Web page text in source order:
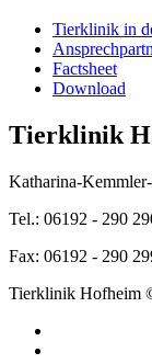
Tierklinik in
Factsheet
Download
Tierklinik
Katharina-
Tel.: 06192 - 290
Fax: 06192 - 290
Tierklinik Hofheim